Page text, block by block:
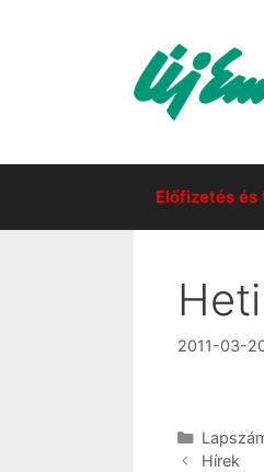
Előfizetés és
2011-03-
Hírek